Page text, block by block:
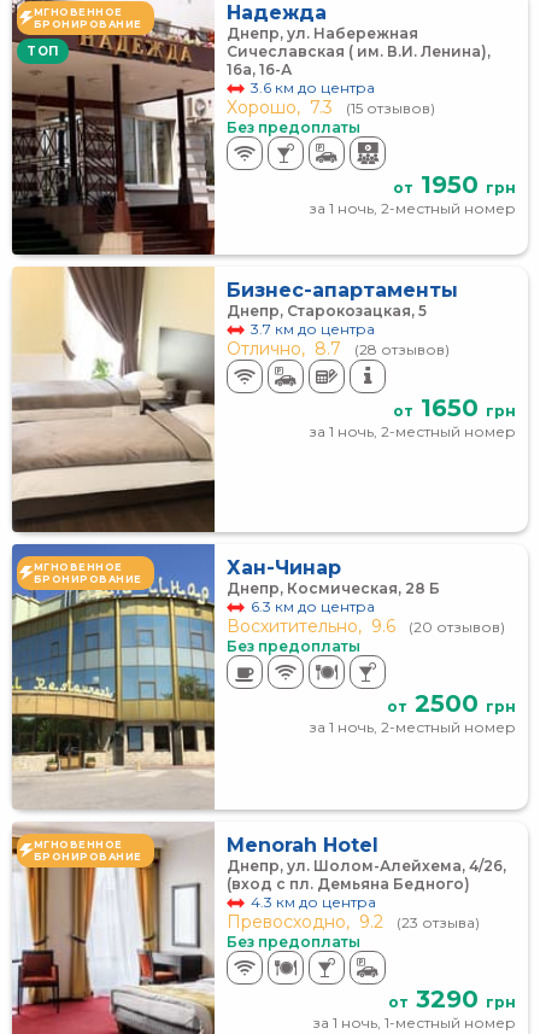
МГНОВЕННОЕ
БРОНИРОВАНИЕ
TOП
Надежда
Днепр, ул. Набережная
Сичеславская ( им. В.И. Ленина),
16а, 16-А
3.6 км до центра
Хорошо, 7.3
(15 отзывов)
Без предоплаты
от 1950 грн
за 1 ночь, 2-местный номер
Бизнес-апартаменты
Днепр, Старокозацкая, 5
3.7 км до центра
Отлично, 8.7 (28 отзывов)
от 1650 грн
за 1 ночь, 2-местный номер
МГНОВЕННОЕ
БРОНИРОВАНИЕ
Хан-Чинар
Днепр, Космическая, 28 Б
6.3 км до центра
Восхитительно, 9.6
(20 отзывов)
Без предоплаты
от 2500 грн
за 1 ночь, 2-местный номер
МГНОВЕННОЕ
БРОНИРОВАНИЕ
Menorah Hotel
Днепр, ул. Шолом-Алейхема, 4/26,
(вход с пл. Демьяна Бедного)
4.3 км до центра
Превосходно, 9.2
(23 отзыва)
Без предоплаты
от 3290 грн
за 1 ночь, 1-местный номер